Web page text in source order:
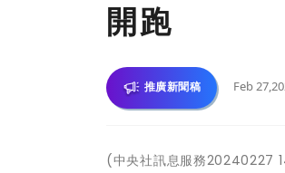
開跑
推廣新聞稿 Feb
(中央社訊息服務20240227